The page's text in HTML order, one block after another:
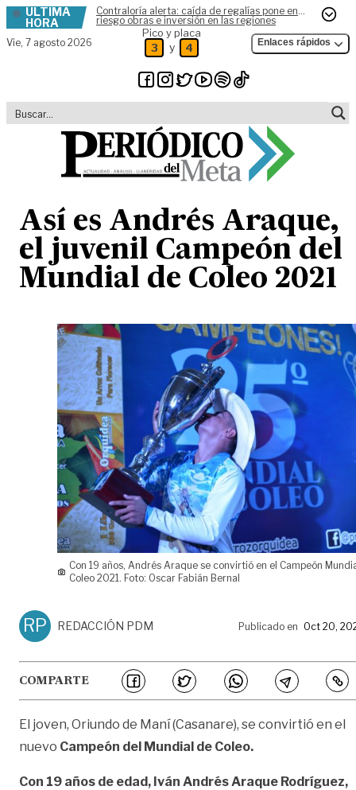
Skip to content
ÚLTIMA
HORA
Contraloría alerta: caída de regalías pone en
riesgo obras e inversión en las regiones
Vie, 7 agosto 2026
Pico y placa
3 y 4 Enlaces rápidos
Así es Andrés Araque,
el juvenil Campeón del
Mundial de Coleo 2021
Con 19 años, Andrés Araque se convirtió en el Campeón
Coleo 2021. Foto: Oscar Fabián Bernal
RP REDACCIÓN PDM Publicado en Oct 20,
COMPARTE
El joven, Oriundo de Maní (Casanare), se convirtió en el
nuevo Campeón del Mundial de Coleo.
Con 19 años de edad, Iván Andrés Araque Rodríguez,